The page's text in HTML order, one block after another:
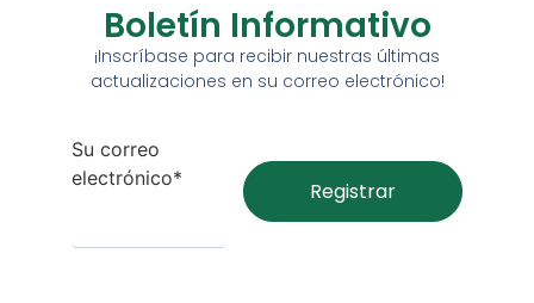
Boletín Informativo
¡Inscríbase para recibir nuestras últimas
actualizaciones en su correo electrónico!
Su correo
electrónico*